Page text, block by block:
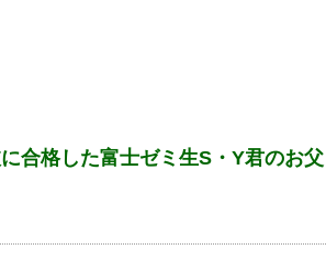
合格した富士ゼミ生S・Y君のお父